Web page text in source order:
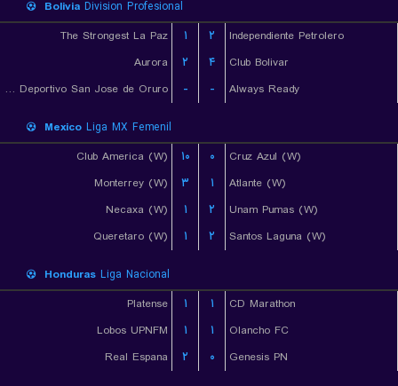
Bolivia Division Profesional
The Strongest La Paz
۱ ۲
Independiente Petrolero
Aurora
۲ ۴
Club Bolivar
GV Club Deportivo San Jose de Oruro
- - Always Ready
Mexico Liga MX Femenil
Club America (W)
۱۰ ۰
Cruz Azul (W)
Monterrey (W)
۳ ۱
Atlante (W)
Necaxa (W)
۱ ۲
Unam Pumas (W)
Queretaro (W)
۱ ۲ Santos Laguna (W)
Honduras Liga Nacional
Platense
۱ ۱
CD Marathon
Lobos UPNFM
۱ ۱
Olancho FC
Real Espana
۲ ۰ Genesis PN